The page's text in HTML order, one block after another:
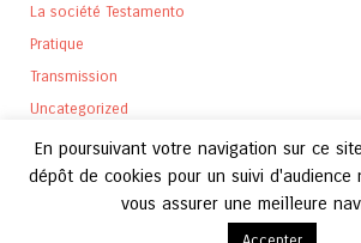
La société Testamento
Pratique
Transmission
Uncategorized
En poursuivant votre navigation sur ce
dépôt de cookies pour un suivi d'audience
vous assurer une meilleure